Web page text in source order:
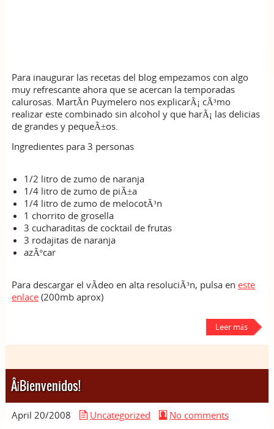
Para inaugurar las recetas del blog empezamos con algo
muy refrescante ahora que se acercan la temporadas
calurosas. MartÃ­n Puymelero nos explicarÃ¡ cÃ³mo
realizar este combinado sin alcohol y que harÃ¡ las delicias
de grandes y pequeÃ±os.
Ingredientes para 3 personas
1/2 litro de zumo de naranja
1/4 litro de zumo de piÃ±a
1/4 litro de zumo de melocotÃ³n
1 chorrito de grosella
3 cucharaditas de cocktail de frutas
3 rodajitas de naranja
azÃºcar
Para descargar el vÃ­deo en alta resoluciÃ³n, pulsa en este
enlace(200mb aprox)
Leer más
Â¡Bienvenidos!
April 20/2008 Uncategorized
No comments